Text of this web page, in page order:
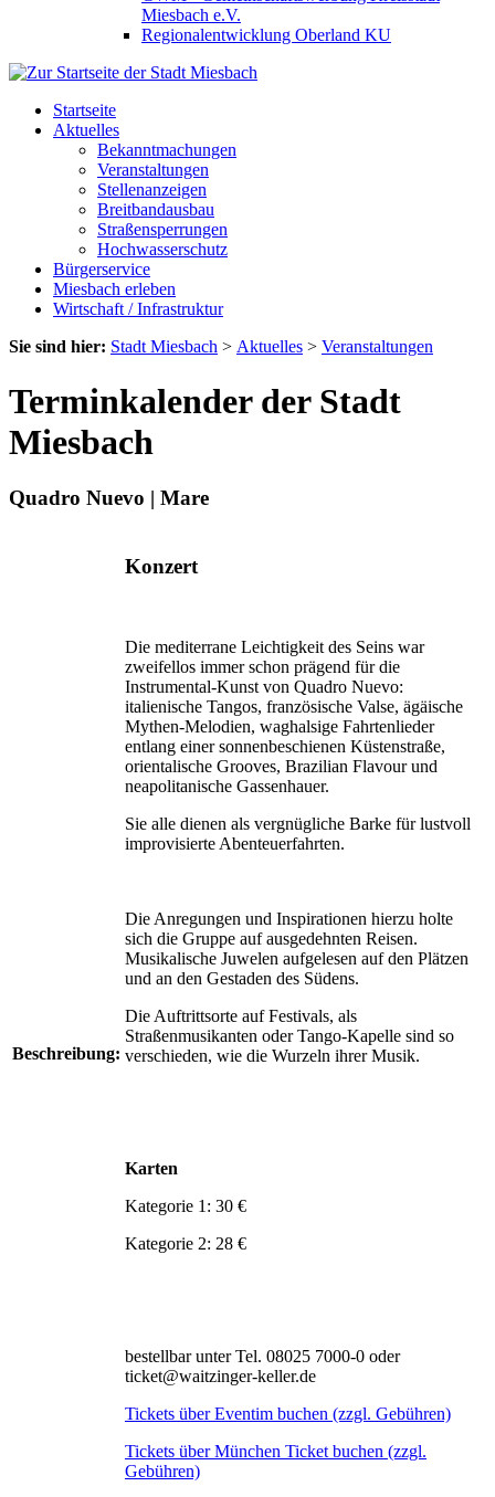
Miesbach e.V.
Regionalentwicklung Oberland KU
Startseite
Aktuelles
Bekanntmachungen
Veranstaltungen
Stellenanzeigen
Breitbandausbau
Straßensperrungen
Hochwasserschutz
Bürgerservice
Miesbach erleben
Wirtschaft / Infrastruktur
Sie sind hier: Stadt Miesbach > Aktuelles > Veranstaltungen
Terminkalender der Stadt
Miesbach
Quadro Nuevo | Mare
Beschreibung:
Konzert
Die mediterrane Leichtigkeit des Seins war
zweifellos immer schon prägend für die
Instrumental-Kunst von Quadro Nuevo:
italienische Tangos, französische Valse, ägäische
Mythen-Melodien, waghalsige Fahrtenlieder
entlang einer sonnenbeschienen Küstenstraße,
orientalische Grooves, Brazilian Flavour und
neapolitanische Gassenhauer.
Sie alle dienen als vergnügliche Barke für lustvoll
improvisierte Abenteuerfahrten.
Die Anregungen und Inspirationen hierzu holte
sich die Gruppe auf ausgedehnten Reisen.
Musikalische Juwelen aufgelesen auf den Plätzen
und an den Gestaden des Südens.
Die Auftrittsorte auf Festivals, als
Straßenmusikanten oder Tango-Kapelle sind so
verschieden, wie die Wurzeln ihrer Musik.
Karten
Kategorie 1: 30 €
Kategorie 2: 28 €
bestellbar unter Tel. 08025 7000-0 oder
ticket@waitzinger-keller.de
Tickets über Eventim buchen (zzgl. Gebühren)
Tickets über München Ticket buchen (zzgl.
Gebühren)